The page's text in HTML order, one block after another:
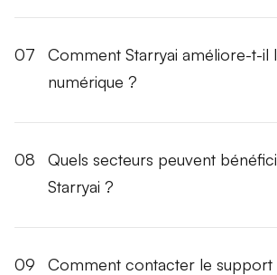
07
Comment Starryai améliore-t-il
numérique ?
08
Quels secteurs peuvent
Starryai ?
09
Comment contacter le support